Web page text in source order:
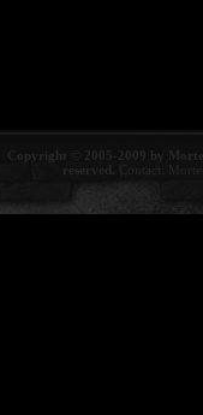
Copyright © 2005-2009 by
reserved. Contact: